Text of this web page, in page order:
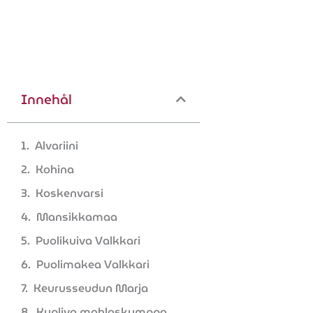
Innehål
Alvariini
Kohina
Koskenvarsi
Mansikkamaa
Puolikuiva Valkkari
Puolimakea Valkkari
Keurusseudun Marja